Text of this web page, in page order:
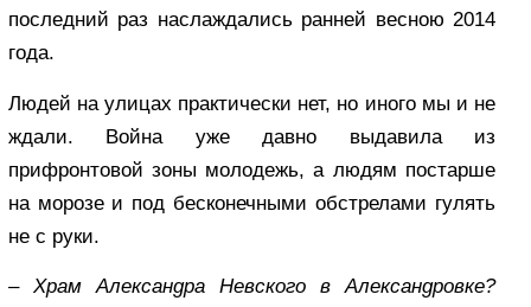
последний раз наслаждались ранней весною 2014
года.
Людей на улицах практически нет, но иного мы и не
ждали. Война уже давно выдавила из
прифронтовой зоны молодежь, а людям постарше
на морозе и под бесконечными обстрелами гулять
не с руки.
– Храм Александра Невского в Александровке?